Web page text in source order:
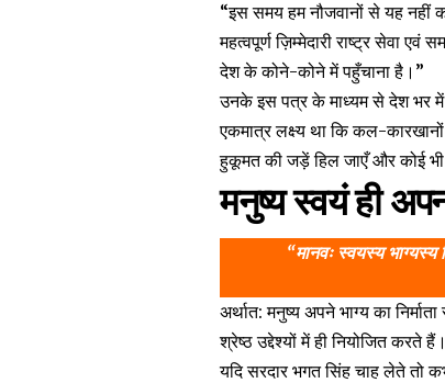
“इस समय हम नौजवानों से यह नहीं
महत्वपूर्ण ज़िम्मेदारी राष्ट्र सेवा एवं
देश के कोने-कोने में पहुँचाना है।”
उनके इस पत्र के माध्यम से देश भर
एकमात्र लक्ष्य था कि कल-
हुकूमत की जड़ें हिल जाएँ और कोई भी
मनुष्य स्वयं ही
“मानवः स्वयस्य
अर्थात: मनुष्य अपने भाग्य का
श्रेष्ठ उद्देश्यों में ही नियोजित करते हैं।
यदि सरदार भगत सिंह चाह लेते तो